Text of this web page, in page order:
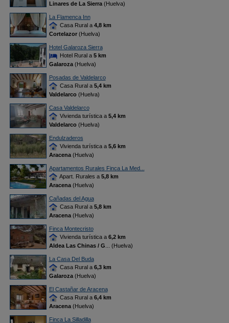
Linares de La Sierra(Huelva)
La Flamenca Inn
Casa Rural a 4,8 km
Cortelazor(Huelva)
Hotel Galaroza Sierra
Hotel Rural a 5 km
Galaroza(Huelva)
Posadas de Valdelarco
Casa Rural a 5,4 km
Valdelarco(Huelva)
Casa Valdelarco
Vivienda turística a 5,4 km
Valdelarco(Huelva)
Endulzaderos
Vivienda turística a 5,6 km
Aracena(Huelva)
Apartamentos Rurales Finca La Med...
Apart. Rurales a 5,8 km
Aracena(Huelva)
Cañadas del Agua
Casa Rural a 5,8 km
Aracena(Huelva)
Finca Montecristo
Vivienda turística a 6,2 km
Aldea Las Chinas / G ... (Huelva)
La Casa Del Buda
Casa Rural a 6,3 km
Galaroza(Huelva)
El Castañar de Aracena
Casa Rural a 6,4 km
Aracena(Huelva)
Finca La Silladilla